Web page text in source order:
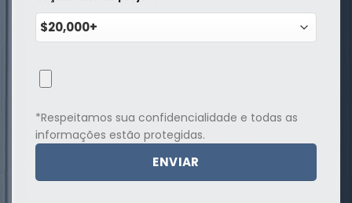
*Respeitamos sua confidencialidade e todas as
informações estão protegidas.